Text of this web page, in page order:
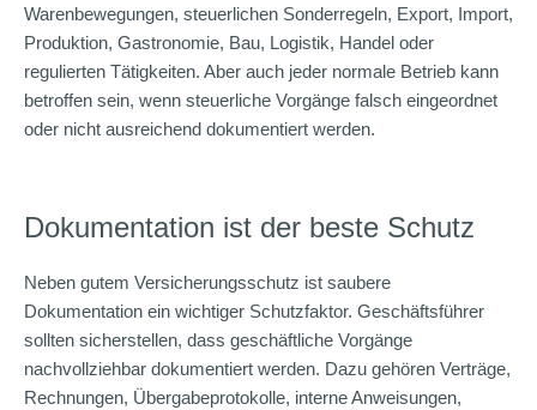
Warenbewegungen, steuerlichen Sonderregeln, Export, Import,
Produktion, Gastronomie, Bau, Logistik, Handel oder
regulierten Tätigkeiten. Aber auch jeder normale Betrieb kann
betroffen sein, wenn steuerliche Vorgänge falsch eingeordnet
oder nicht ausreichend dokumentiert werden.
Dokumentation ist der beste Schutz
Neben gutem Versicherungsschutz ist saubere
Dokumentation ein wichtiger Schutzfaktor. Geschäftsführer
sollten sicherstellen, dass geschäftliche Vorgänge
nachvollziehbar dokumentiert werden. Dazu gehören Verträge,
Rechnungen, Übergabeprotokolle, interne Anweisungen,